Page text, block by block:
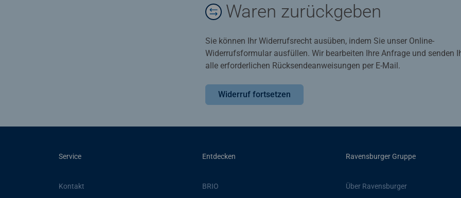
Waren zurückgeben
Sie können Ihr Widerrufsrecht ausüben, indem Sie unser Online-
Widerrufsformular ausfüllen. Wir bearbeiten Ihre Anfrage und senden
alle erforderlichen Rücksendeanweisungen per E-Mail.
Widerruf fortsetzen
Service
Kontakt
Entdecken
BRIO
Ravensburger Gruppe
Über Ravensburger